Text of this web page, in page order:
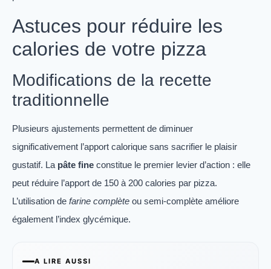
Astuces pour réduire les
calories de votre pizza
Modifications de la recette
traditionnelle
Plusieurs ajustements permettent de diminuer
significativement l’apport calorique sans sacrifier le plaisir
gustatif. La pâte fine constitue le premier levier d’action : elle
peut réduire l’apport de 150 à 200 calories par pizza.
L’utilisation de farine complète ou semi-complète améliore
également l’index glycémique.
A LIRE AUSSI